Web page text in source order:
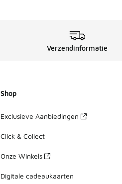
Verzendinformatie
Shop
Exclusieve Aanbiedingen
Click & Collect
Onze Winkels
Digitale cadeaukaarten